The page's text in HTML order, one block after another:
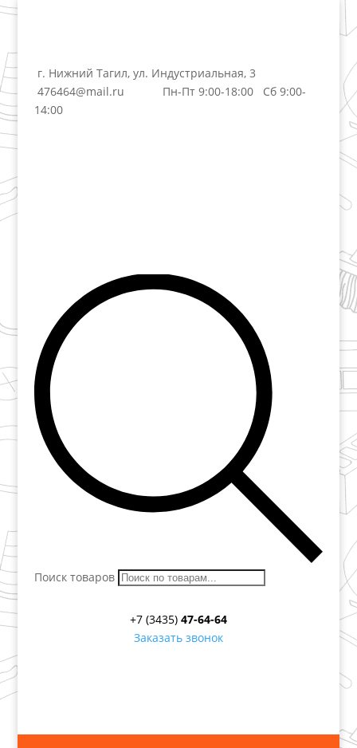
г. Нижний Тагил, ул. Индустриальная, 3
476464@mail.ru
Пн-Пт 9:00-18:00 Сб 9:00-
14:00
Поиск товаров
+7 (3435) 47-64-64
Заказать звонок